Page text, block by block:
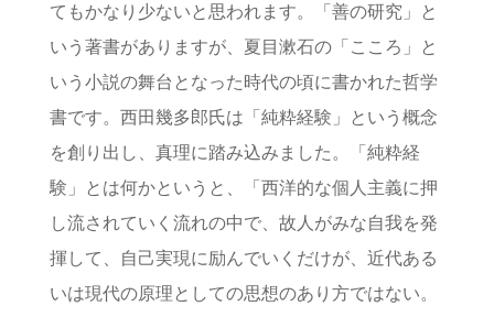
てもかなり少ないと思われます。「善の研究」と
いう著書がありますが、夏目漱石の「こころ」と
いう小説の舞台となった時代の頃に書かれた哲学
書です。西田幾多郎氏は「純粋経験」という概念
を創り出し、真理に踏み込みました。「純粋経
験」とは何かというと、「西洋的な個人主義に押
し流されていく流れの中で、故人がみな自我を発
揮して、自己実現に励んでいくだけが、近代ある
いは現代の原理としての思想のあり方ではない。